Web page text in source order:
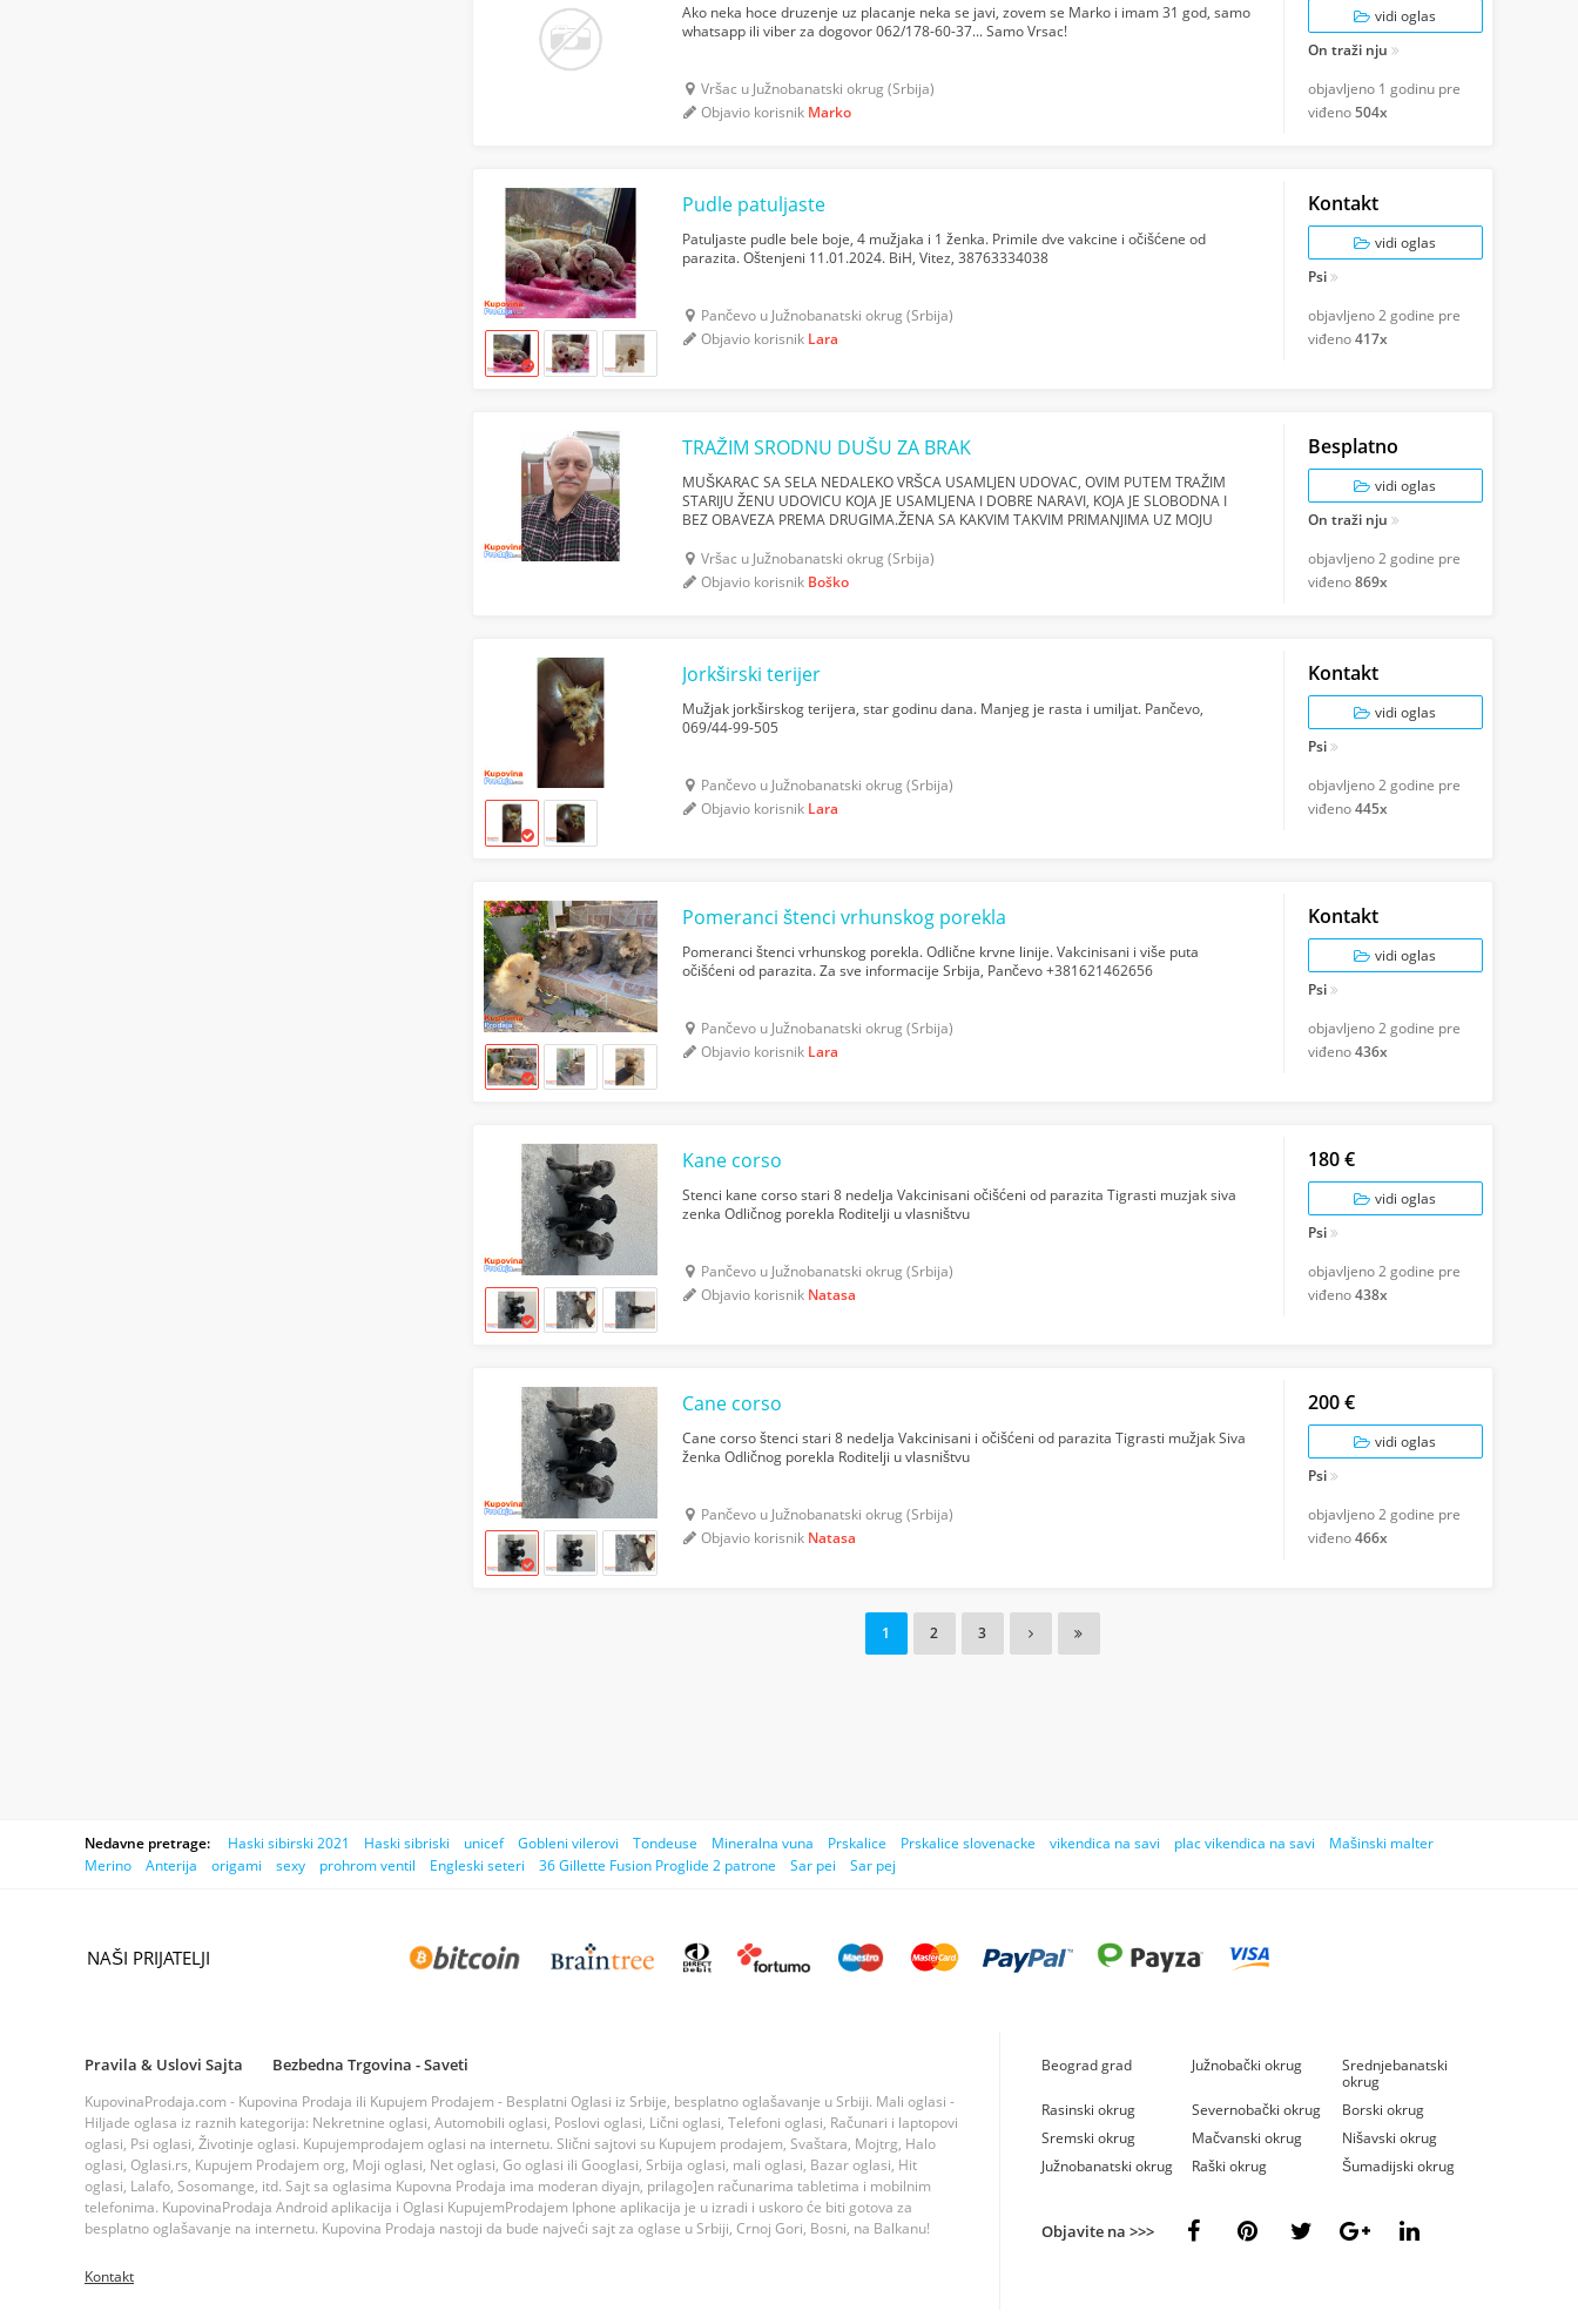
Ako neka hoce druzenje uz placanje neka se javi, zovem se Marko i imam 31 god, samo
whatsapp ili viber za dogovor 062/178-60-37... Samo Vrsac!
Vršac u Južnobanatski okrug (Srbija)
Objavio korisnik Marko
vidi oglas
On traži nju
objavljeno 1 godinu pre
viđeno504x
Pudle patuljaste
Patuljaste pudle bele boje, 4 mužjaka i 1 ženka. Primile dve vakcine i očišćene od
parazita. Oštenjeni 11.01.2024. BiH, Vitez, 38763334038
Pančevo u Južnobanatski okrug (Srbija)
Objavio korisnik Lara
Kontakt
vidi oglas
Psi
objavljeno2 godine pre
viđeno417x
TRAŽIM SRODNU DUŠU ZA BRAK
MUŠKARAC SA SELA NEDALEKO VRŠCA USAMLJEN UDOVAC, OVIM PUTEM TRAŽIM
STARIJU ŽENU UDOVICU KOJA JE USAMLJENA I DOBRE NARAVI, KOJA JE SLOBODNA I
BEZ OBAVEZA PREMA DRUGIMA.ŽENA SA KAKVIM TAKVIM PRIMANJIMA UZ MOJU
POŠTUJEMO I DA ŽIVIMO ...
Vršac u Južnobanatski okrug (Srbija)
Objavio korisnik Boško
Besplatno
vidi oglas
On traži nju
objavljeno2 godine pre
viđeno869x
Jorkširski terijer
Mužjak jorkširskog terijera, star godinu dana. Manjeg je rasta i umiljat. Pančevo,
069/44-99-505
Pančevo u Južnobanatski okrug (Srbija)
Objavio korisnik Lara
Kontakt
vidi oglas
Psi
objavljeno2 godine pre
viđeno445x
Pomeranci štenci vrhunskog porekla
Pomeranci štenci vrhunskog porekla. Odlične krvne linije. Vakcinisani i više puta
očišćeni od parazita. Za sve informacije Srbija, Pančevo +381621462656
Pančevo u Južnobanatski okrug (Srbija)
Objavio korisnik Lara
Kontakt
vidi oglas
Psi
objavljeno2 godine pre
viđeno436x
Kane corso
Stenci kane corso stari 8 nedelja Vakcinisani očišćeni od parazita Tigrasti muzjak siva
zenka Odličnog porekla Roditelji u vlasništvu
Pančevo u Južnobanatski okrug (Srbija)
Objavio korisnik Natasa
180 €
vidi oglas
Psi
objavljeno2 godine pre
viđeno438x
Cane corso
Cane corso štenci stari 8 nedelja Vakcinisani i očišćeni od parazita Tigrasti mužjak Siva
ženka Odličnog porekla Roditelji u vlasništvu
Pančevo u Južnobanatski okrug (Srbija)
Objavio korisnik Natasa
200 €
vidi oglas
Psi
objavljeno2 godine pre
viđeno466x
1 2 3
Nedavne pretrage: Haski sibirski 2021 Haski sibriski unicef Gobleni vilerovi Tondeuse Mineralna vuna Prskalice Prskalice slovenacke vikendica na savi plac vikendica na savi
Mašinski malter
Merino
Anterija origami sexy prohrom ventil Engleski seteri 36 Gillette Fusion Proglide 2 patrone Sar pei Sar pej
NAŠI PRIJATELJI
Pravila & Uslovi Sajta Bezbedna Trgovina - Saveti
KupovinaProdaja.com - Kupovina Prodaja ili Kupujem Prodajem - Besplatni Oglasi iz Srbije, besplatno oglašavanje u Srbiji. Mali oglasi -
Hiljade oglasa iz raznih kategorija: Nekretnine oglasi, Automobili oglasi, Poslovi oglasi, Lični oglasi, Telefoni oglasi, Računari i laptopovi
oglasi, Psi oglasi, Životinje oglasi. Kupujemprodajem oglasi na internetu. Slični sajtovi su Kupujem prodajem, Svaštara, Mojtrg, Halo
oglasi, Oglasi.rs, Kupujem Prodajem org, Moji oglasi, Net oglasi, Go oglasi ili Googlasi, Srbija oglasi, mali oglasi, Bazar oglasi, Hit
oglasi, Lalafo, Sosomange, itd. Sajt sa oglasima Kupovna Prodaja ima moderan diyajn, prilago]en računarima tabletima i mobilnim
telefonima. KupovinaProdaja Android aplikacija i Oglasi KupujemProdajem Iphone aplikacija je u izradi i uskoro će biti gotova za
besplatno oglašavanje na internetu. Kupovina Prodaja nastoji da bude najveći sajt za oglase u Srbiji, Crnoj Gori, Bosni, na Balkanu!
Kontakt
Beograd grad Južnobački okrug
Srednjebanatski
okrug
Rasinski okrug
Severnobački okrug
Borski okrug
Sremski okrug
Mačvanski okrug
Nišavski okrug
Južnobanatski okrug
Raški okrug Šumadijski okrug
Objavite na >>>